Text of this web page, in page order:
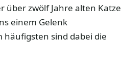
über zwölf Jahre alten Katze
einem Gelenk
sind dabei die